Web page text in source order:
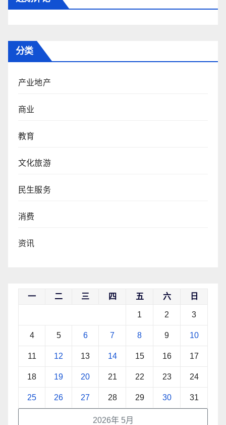
分类
产业地产
商业
教育
文化旅游
民生服务
消费
资讯
2026年 5月
一 二 三 四 五 六 日
1 2 3
4 5 6 7 8 9 10
11 12 13 14 15 16 17
18 19 20 21 22 23 24
25 26 27 28 29 30 31